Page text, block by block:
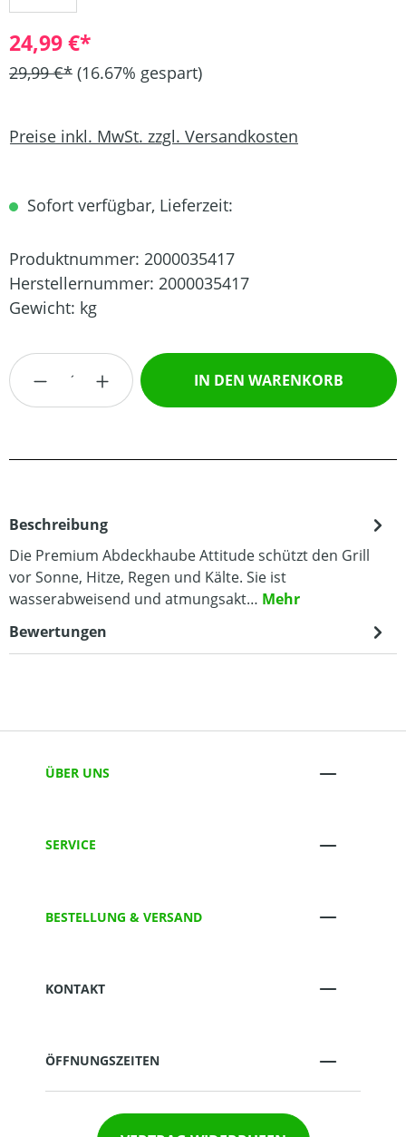
24,99 €*
29,99 €* (16.67% gespart)
Preise inkl. MwSt. zzgl. Versandkosten
Sofort verfügbar, Lieferzeit:
Produktnummer: 2000035417
Herstellernummer: 2000035417
Gewicht: kg
Produkt Anzahl: Gib den gewünschten
IN DEN WARENKORB
Beschreibung
Die Premium Abdeckhaube Attitude schützt den Grill
vor Sonne, Hitze, Regen und Kälte. Sie ist
wasserabweisend und atmungsakt… Mehr
Bewertungen
ÜBER UNS
SERVICE
BESTELLUNG & VERSAND
KONTAKT
ÖFFNUNGSZEITEN